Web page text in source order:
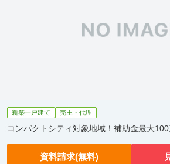
新築一戸建て 売主・代理
コンパクトシティ対象地域！補助金最大100
資料請求(無料)